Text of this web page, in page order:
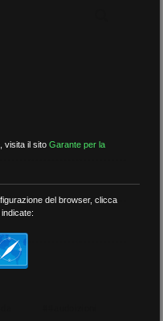
visita il sitoGarante per la
del browser, clicca